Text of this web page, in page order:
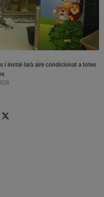
i instal·larà aire condicionat a totes